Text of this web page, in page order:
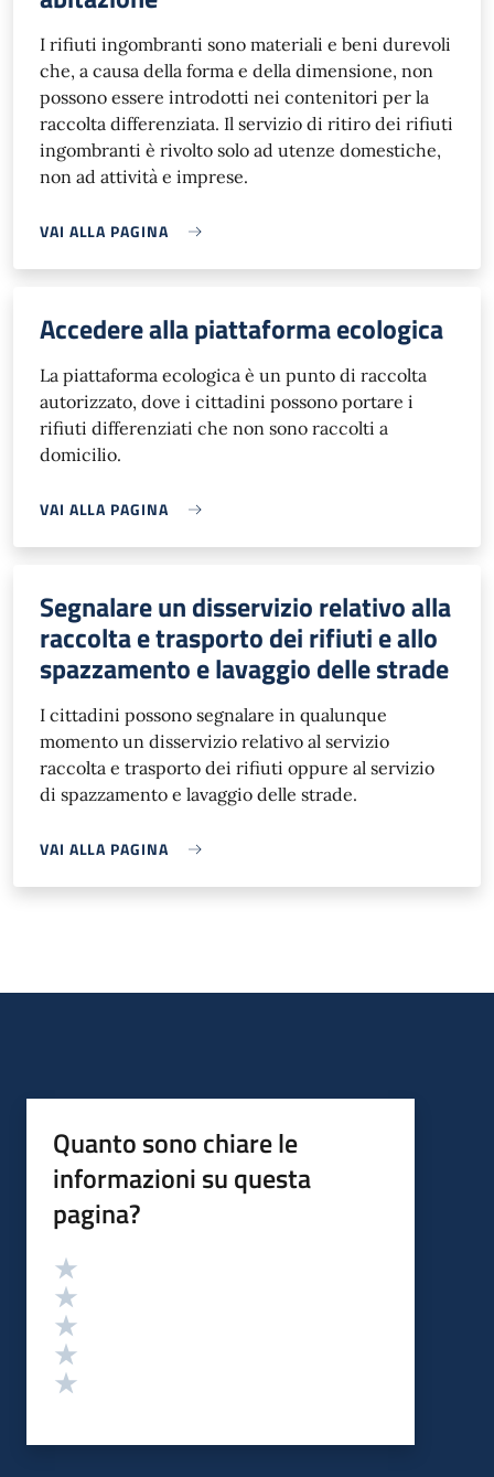
I rifiuti ingombranti sono materiali e beni durevoli
che, a causa della forma e della dimensione, non
possono essere introdotti nei contenitori per la
raccolta differenziata. Il servizio di ritiro dei rifiuti
ingombranti è rivolto solo ad utenze domestiche,
non ad attività e imprese.
VAI ALLA PAGINA
Accedere alla piattaforma ecologica
La piattaforma ecologica è un punto di raccolta
autorizzato, dove i cittadini possono portare i
rifiuti differenziati che non sono raccolti a
domicilio.
VAI ALLA PAGINA
Segnalare un disservizio relativo alla
raccolta e trasporto dei rifiuti e allo
spazzamento e lavaggio delle strade
I cittadini possono segnalare in qualunque
momento un disservizio relativo al servizio
raccolta e trasporto dei rifiuti oppure al servizio
di spazzamento e lavaggio delle strade.
VAI ALLA PAGINA
Quanto sono chiare le
informazioni su questa
pagina?
Valutazione